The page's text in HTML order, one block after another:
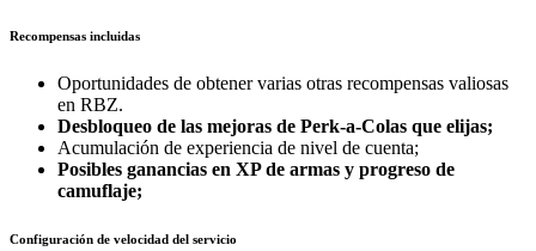
Recompensas incluidas
Oportunidades de obtener varias otras recompensas valiosas
en RBZ.
Desbloqueo de las mejoras de Perk-a-Colas que elijas;
Acumulación de experiencia de nivel de cuenta;
Posibles ganancias en XP de armas y progreso de
camuflaje;
Configuración de velocidad del servicio